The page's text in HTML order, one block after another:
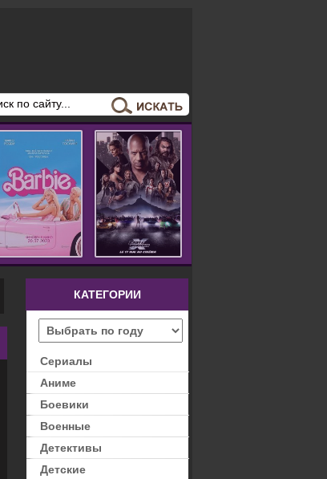
КАТЕГОРИИ
Сериалы
Аниме
Боевики
Военные
Детективы
Детские